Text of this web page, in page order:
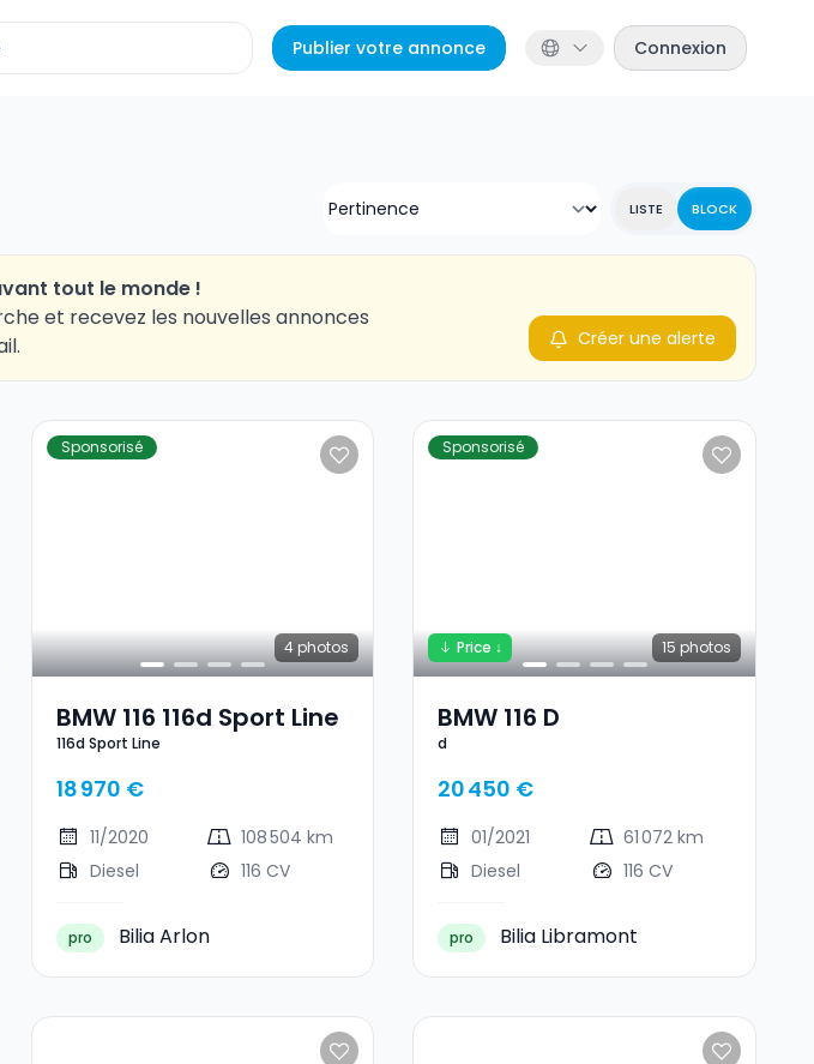
Publier votre annonce Connexion
LISTE BLOCK
tout le monde !
et recevez les nouvelles annonces
Créer une alerte
Sponsorisé
4 photos
BMW 116 116d Sport Line
116d Sport Line
18 970 €
11/2020
108 504 km
Diesel
116 CV
pro Bilia Arlon
Sponsorisé
15 photos
Price ↓
BMW 116 D
d
20 450 €
01/2021
61 072 km
Diesel
116 CV
pro Bilia Libramont